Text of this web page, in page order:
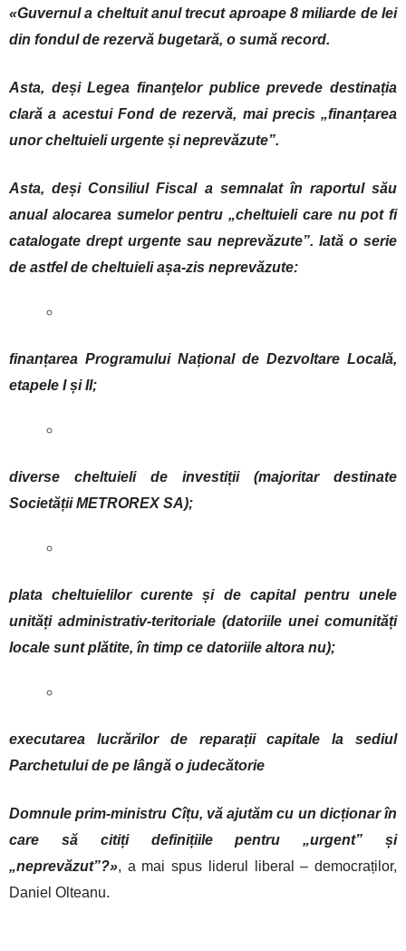
«Guvernul a cheltuit anul trecut aproape 8 miliarde de lei
din fondul de rezervă bugetară, o sumă record.
Asta, deși Legea finanţelor publice prevede destinația
clară a acestui Fond de rezervă, mai precis „finanțarea
unor cheltuieli urgente și neprevăzute”.
Asta, deși Consiliul Fiscal a semnalat în raportul său
anual alocarea sumelor pentru „cheltuieli care nu pot fi
catalogate drept urgente sau neprevăzute”. Iată o serie
de astfel de cheltuieli așa-zis neprevăzute:
finanțarea Programului Național de Dezvoltare Locală,
etapele I și II;
diverse cheltuieli de investiții (majoritar destinate
Societății METROREX SA);
plata cheltuielilor curente și de capital pentru unele
unități administrativ-teritoriale (datoriile unei comunități
locale sunt plătite, în timp ce datoriile altora nu);
executarea lucrărilor de reparații capitale la sediul
Parchetului de pe lângă o judecătorie
Domnule prim-ministru Cîțu, vă ajutăm cu un dicționar în
care să citiți definițiile pentru „urgent” și
„neprevăzut”?», a mai spus liderul liberal – democraților,
Daniel Olteanu.